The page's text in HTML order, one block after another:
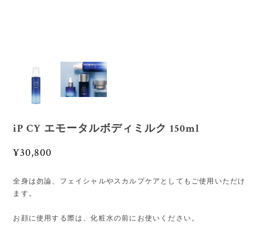
iP CY エモータルボディミルク 150ml
¥30,800
全身は勿論、フェイシャルやスカルプケアとしてもご使用いただけ
ます。
お顔に使用する際は、化粧水の前にお使いください。